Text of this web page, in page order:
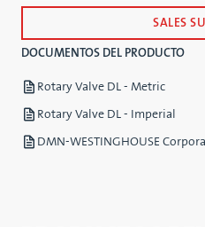
SALES
DOCUMENTOS DEL PRODUCTO
Rotary Valve DL - Metric
Rotary Valve DL - Imperial
DMN-WESTINGHOUSE